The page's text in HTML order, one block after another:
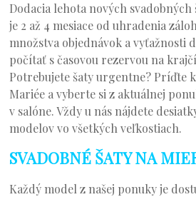
Dodacia lehota nových
je 2 až 4 mesiace od uhradenia
množstva objednávok a vyťažnosti
počítať s časovou rezervou na
Potrebujete šaty urgentne? Príďte
Mariée a vyberte si z aktuálnej
v salóne. Vždy u nás nájdete
modelov vo všetkých veľkostiach.
SVADOBNÉ ŠATY NA
Každý model z našej ponuky je